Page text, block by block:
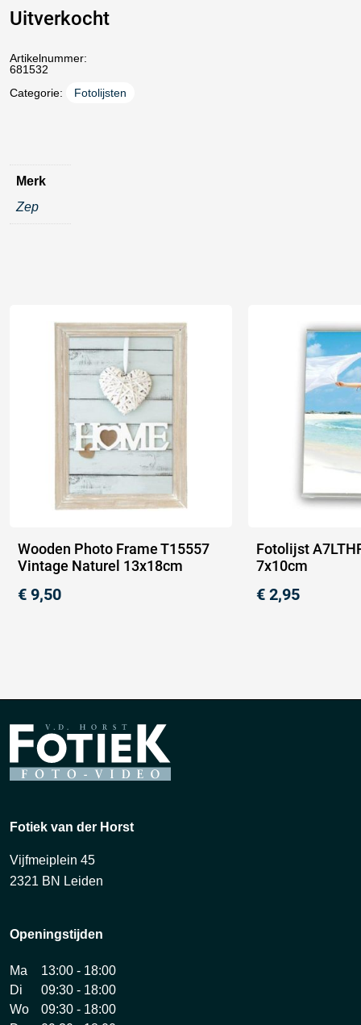
Uitverkocht
Artikelnummer:
681532
Categorie:
Fotolijsten
Merk
Zep
Wooden Photo Frame T15557
Vintage Naturel 13x18cm
€ 9,50
Fotolijst
7x10cm
€ 2,95
Fotiek van der Horst
Vijfmeiplein 45
2321 BN Leiden
Openingstijden
Ma
13:00 - 18:00
Di
09:30 - 18:00
Wo
09:30 - 18:00